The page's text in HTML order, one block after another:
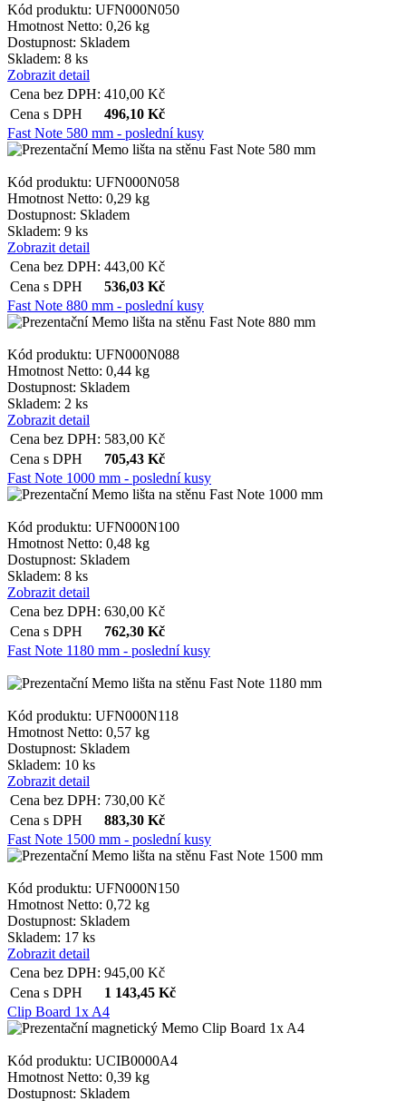
Kód produktu: UFN000N050
Hmotnost Netto: 0,26 kg
Dostupnost: Skladem
Skladem: 8 ks
Zobrazit detail
Cena bez DPH: 410,00 Kč
Cena s DPH
496,10 Kč
Fast Note 580 mm - poslední kusy
Kód produktu: UFN000N058
Hmotnost Netto: 0,29 kg
Dostupnost: Skladem
Skladem: 9 ks
Zobrazit detail
Cena bez DPH: 443,00 Kč
Cena s DPH
536,03 Kč
Fast Note 880 mm - poslední kusy
Kód produktu: UFN000N088
Hmotnost Netto: 0,44 kg
Dostupnost: Skladem
Skladem: 2 ks
Zobrazit detail
Cena bez DPH: 583,00 Kč
Cena s DPH
705,43 Kč
Fast Note 1000 mm - poslední kusy
Kód produktu: UFN000N100
Hmotnost Netto: 0,48 kg
Dostupnost: Skladem
Skladem: 8 ks
Zobrazit detail
Cena bez DPH: 630,00 Kč
Cena s DPH
762,30 Kč
Fast Note 1180 mm - poslední kusy
Kód produktu: UFN000N118
Hmotnost Netto: 0,57 kg
Dostupnost: Skladem
Skladem: 10 ks
Zobrazit detail
Cena bez DPH: 730,00 Kč
Cena s DPH
883,30 Kč
Fast Note 1500 mm - poslední kusy
Kód produktu: UFN000N150
Hmotnost Netto: 0,72 kg
Dostupnost: Skladem
Skladem: 17 ks
Zobrazit detail
Cena bez DPH: 945,00 Kč
Cena s DPH
1 143,45 Kč
Clip Board 1x A4
Kód produktu: UCIB0000A4
Hmotnost Netto: 0,39 kg
Dostupnost: Skladem